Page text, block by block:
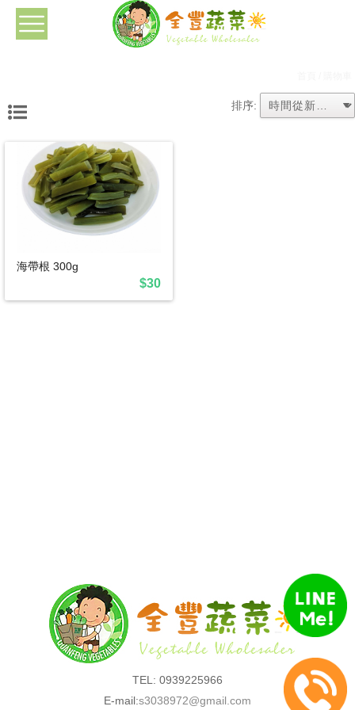
排序:
海帶根 300g
$30
TEL: 0939225966
E-mail:s3038972@gmail.com